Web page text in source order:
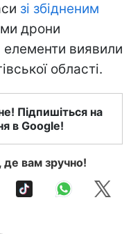
зі збідненим
дрони
виявили
області.
Підпишіться на
в Google!
вам зручно!